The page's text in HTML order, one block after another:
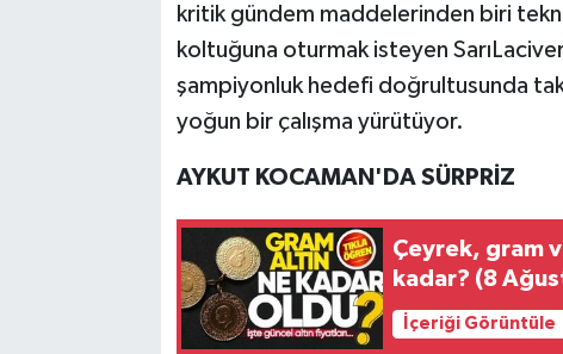
kritik gündem maddelerinden biri
koltuğuna oturmak isteyen
şampiyonluk hedefi doğrultusunda
yoğun bir çalışma yürütüyor.
AYKUT KOCAMAN'DA SÜRPRİZ
Çeyrek, gram
kadar? (8
İçeriği Görüntüle